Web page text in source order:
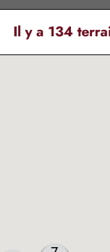
Il y a 134